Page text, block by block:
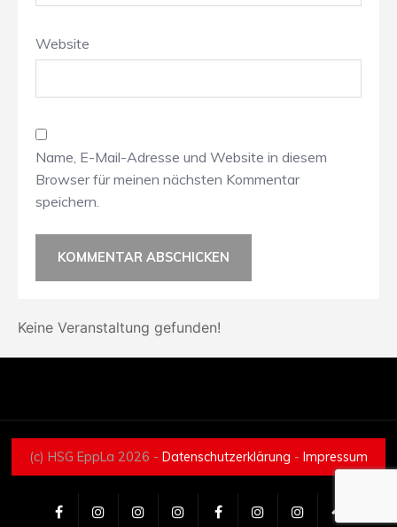
Website
Name, E-Mail-Adresse und Website in diesem
Browser für meinen nächsten Kommentar
speichern.
Keine Veranstaltung gefunden!
(c) HSG EppLa 2026 - Datenschutzerklärung - Impressum